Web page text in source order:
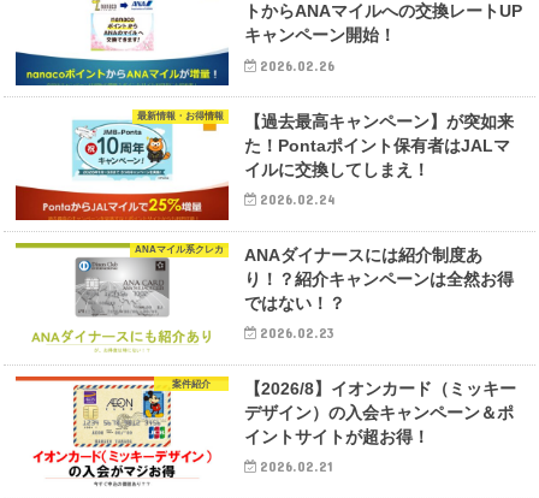
トからANAマイルへの交換レートUP
キャンペーン開始！
2026.02.26
最新情報・お得情報
【過去最高キャンペーン】が突如来
た！Pontaポイント保有者はJALマ
イルに交換してしまえ！
2026.02.24
ANAマイル系クレカ
ANAダイナースには紹介制度あ
り！？紹介キャンペーンは全然お得
ではない！？
2026.02.23
案件紹介
【2026/8】イオンカード（ミッキー
デザイン）の入会キャンペーン＆ポ
イントサイトが超お得！
2026.02.21